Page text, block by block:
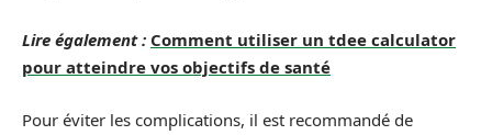
Lire également : Comment utiliser un tdee calculator
pour atteindre vos objectifs de santé
Pour éviter les complications, il est recommandé de